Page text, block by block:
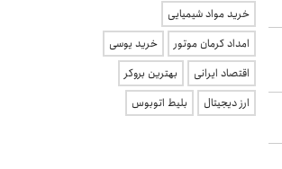
خرید مواد شیمیایی
امداد کرمان موتور
خرید یوسی
اقتصاد ایرانی
بهترین بروکر
ارز دیجیتال
بلیط اتوبوس